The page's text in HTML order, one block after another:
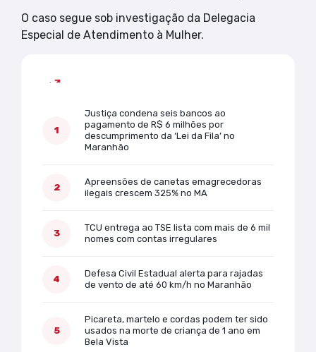
O caso segue sob investigação da Delegacia
Especial de Atendimento à Mulher.
Justiça condena seis bancos ao
pagamento de R$ 6 milhões por
descumprimento da ‘Lei da Fila’ no
Maranhão
Apreensões de canetas emagrecedoras
ilegais crescem 325% no MA
TCU entrega ao TSE lista com mais de 6 mil
nomes com contas irregulares
Defesa Civil Estadual alerta para rajadas
de vento de até 60 km/h no Maranhão
Picareta, martelo e cordas podem ter sido
usados na morte de criança de 1 ano em
Bela Vista